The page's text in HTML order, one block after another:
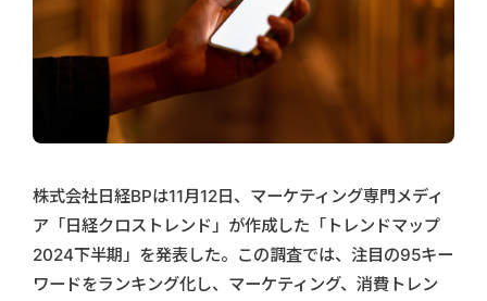
株式会社日経BPは11月12日、マーケティング専門メディ
ア「日経クロストレンド」が作成した「トレンドマップ
2024下半期」を発表した。この調査では、注目の95キー
ワードをランキング化し、マーケティング、消費トレン